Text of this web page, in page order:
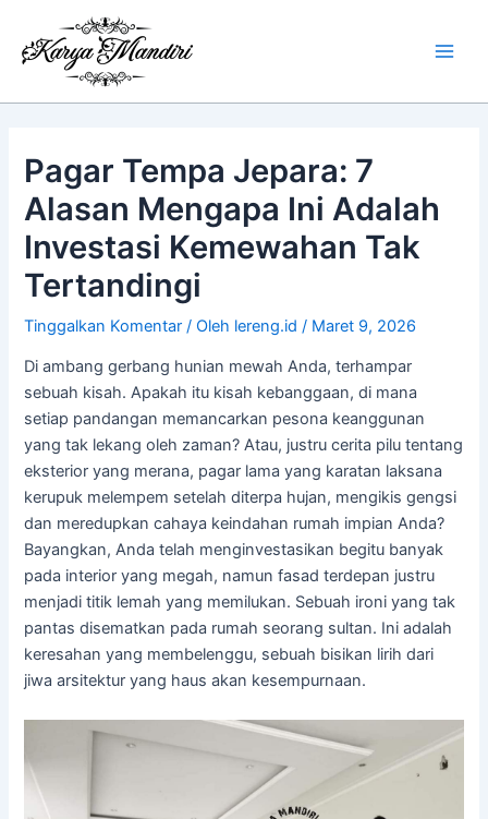
konten
Pagar Tempa Jepara: 7
Alasan Mengapa Ini Adalah
Investasi Kemewahan Tak
Tertandingi
Tinggalkan Komentar / Oleh lereng.id/ Maret 9, 2026
Di ambang gerbang hunian mewah Anda, terhampar
sebuah kisah. Apakah itu kisah kebanggaan, di mana
setiap pandangan memancarkan pesona keanggunan
yang tak lekang oleh zaman? Atau, justru cerita pilu tentang
eksterior yang merana, pagar lama yang karatan laksana
kerupuk melempem setelah diterpa hujan, mengikis gengsi
dan meredupkan cahaya keindahan rumah impian Anda?
Bayangkan, Anda telah menginvestasikan begitu banyak
pada interior yang megah, namun fasad terdepan justru
menjadi titik lemah yang memilukan. Sebuah ironi yang tak
pantas disematkan pada rumah seorang sultan. Ini adalah
keresahan yang membelenggu, sebuah bisikan lirih dari
jiwa arsitektur yang haus akan kesempurnaan.